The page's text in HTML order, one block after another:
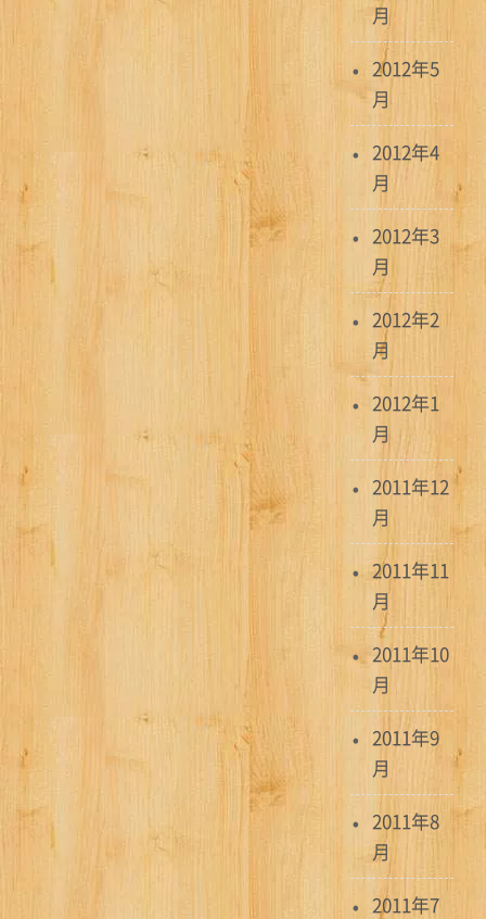
月
2012年5
月
2012年4
月
2012年3
月
2012年2
月
2012年1
月
2011年12
月
2011年11
月
2011年10
月
2011年9
月
2011年8
月
2011年7